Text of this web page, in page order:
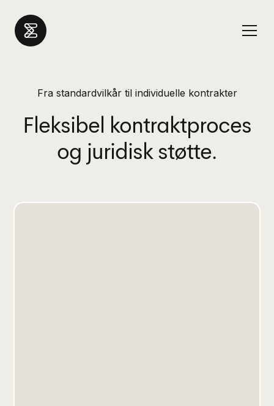
Fra standardvilkår til individuelle kontrakter
Fleksibel kontraktproces
og juridisk støtte.